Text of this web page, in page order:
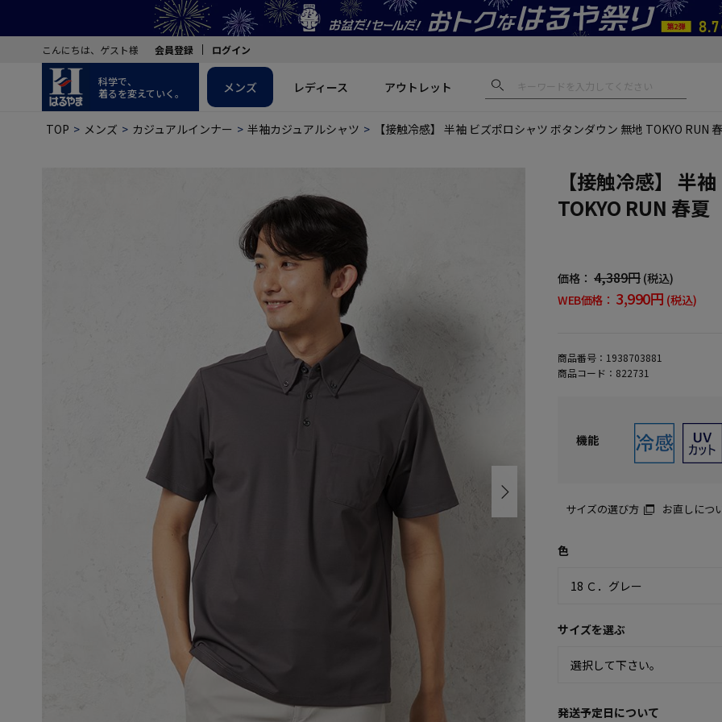
こんにちは、ゲスト様 会員登録 ログイン
科学で、
着るを変えていく。
メンズ レディース アウトレット
TOP メンズ カジュアルインナー 半袖カジュアルシャツ 【接触冷感】 半袖 ビズポロシャツ ボタンダウン 無地 TOKYO RUN
【接触冷感】 半
TOKYO RUN 春夏
価格： 4,389円 (税込)
WEB価格： 3,990円 (税込)
商品番号： 1938703881
商品コード： 822731
機能
サイズの選び方 お直しにつ
色
サイズを選ぶ
発送予定日について